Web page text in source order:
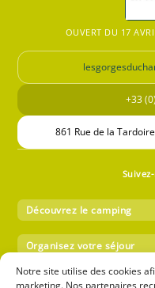
Notre site utilise des cookies
marketing. Nos partenaires
OUVERT DU 17
+33
861 Rue de la
Découvrez le camping
Organisez votre séjour